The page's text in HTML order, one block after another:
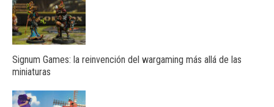
Signum Games: la reinvención del wargaming más allá de las
miniaturas